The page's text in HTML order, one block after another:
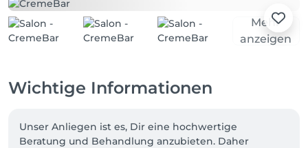
Mehr
anzeigen
Wichtige Informationen
Unser Anliegen ist es, Dir eine hochwertige
Beratung und Behandlung anzubieten. Daher